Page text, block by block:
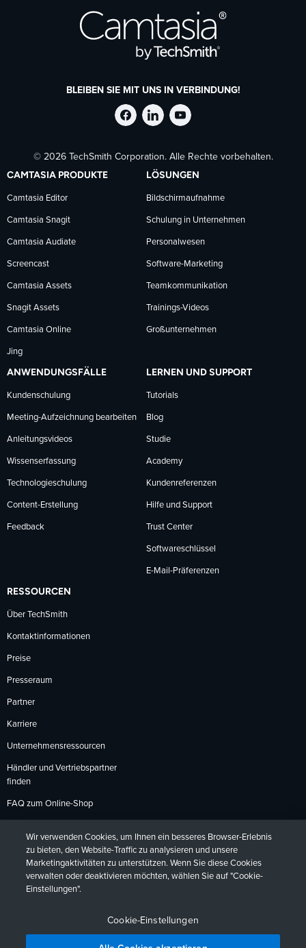
BLEIBEN SIE MIT UNS IN VERBINDUNG!
TechSmith
auf
Facebook
folgen
TechSmith
auf
LinkedIn
folgen
TechSmith
auf
YouTube
folgen
© 2026 TechSmith Corporation. Alle Rechte vorbehalten.
CAMTASIA PRODUKTE
Camtasia Editor
Camtasia Snagit
Camtasia Audiate
Screencast
Camtasia Assets
Snagit Assets
Camtasia Online
Jing
LÖSUNGEN
Bildschirmaufnahme
Schulung in Unternehmen
Personalwesen
Software-Marketing
Teamkommunikation
Trainings-Videos
Großunternehmen
ANWENDUNGSFÄLLE
Kundenschulung
Meeting-Aufzeichnung bearbeiten
Anleitungsvideos
Wissenserfassung
Technologieschulung
Content-Erstellung
Feedback
LERNEN UND SUPPORT
Tutorials
Blog
Studie
Academy
Kundenreferenzen
Hilfe und Support
Trust Center
Softwareschlüssel
E-Mail-Präferenzen
RESSOURCEN
Über TechSmith
Kontaktinformationen
Preise
Presseraum
Partner
Karriere
Unternehmensressourcen
Händler und Vertriebspartner
finden
FAQ zum Online-Shop
Rückgabebedingungen
DeutschFrançaisEspañol日本語
Wir verwenden Cookies, um Ihnen ein besseres Browser-Erlebnis
zu bieten, den Website-Traffic zu analysieren und unsere
Marketingaktivitäten zu unterstützen. Wenn Sie diese Cookies
verwalten oder deaktivieren möchten, wählen Sie auf "Cookie-
Einstellungen".
Cookie-Einstellungen